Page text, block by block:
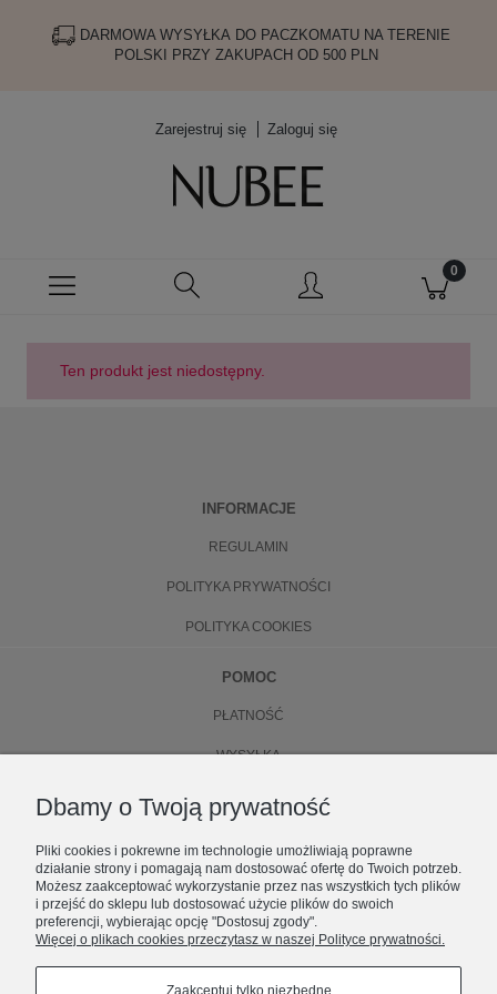
DARMOWA WYSYŁKA DO PACZKOMATU NA TERENIE
POLSKI PRZY ZAKUPACH OD 500 PLN
Zarejestruj się Zaloguj się
Ten produkt jest niedostępny.
INFORMACJE
REGULAMIN
POLITYKA PRYWATNOŚCI
POLITYKA COOKIES
POMOC
PŁATNOŚĆ
WYSYŁKA
O NAS
KONTAKT
O FIRMIE
Dbamy o Twoją prywatność
Pliki cookies i pokrewne im technologie umożliwiają poprawne
działanie strony i pomagają nam dostosować ofertę do Twoich potrzeb.
Możesz zaakceptować wykorzystanie przez nas wszystkich tych plików
i przejść do sklepu lub dostosować użycie plików do swoich
preferencji, wybierając opcję "Dostosuj zgody".
Więcej o plikach cookies przeczytasz w naszej Polityce prywatności.
Zaakceptuj tylko niezbędne